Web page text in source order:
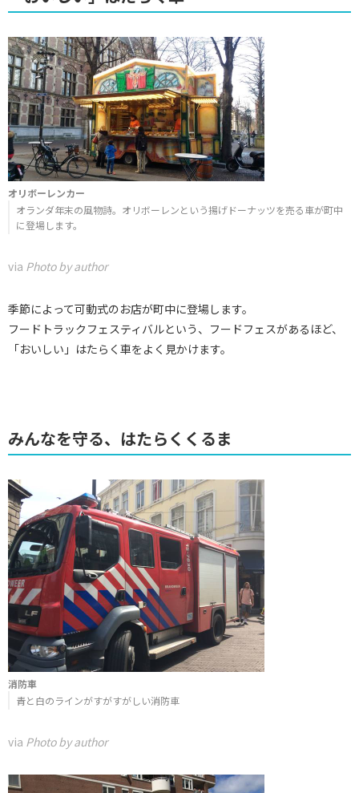
オリボーレンカー
オランダ年末の風物詩。オリボーレンという揚げドーナッツを売る車が町中
に登場します。
via Photo by author
季節によって可動式のお店が町中に登場します。
フードトラックフェスティバルという、フードフェスがあるほど、
「おいしい」はたらく車をよく見かけます。
みんなを守る、はたらくくるま
消防車
青と白のラインがすがすがしい消防車
via Photo by author